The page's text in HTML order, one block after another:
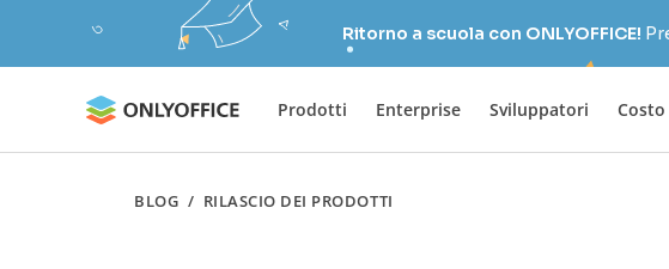
Ritorno a scuola con ONLYOFFICE!
Prodotti Enterprise Sviluppatori Costo
BLOG / RILASCIO DEI PRODOTTI